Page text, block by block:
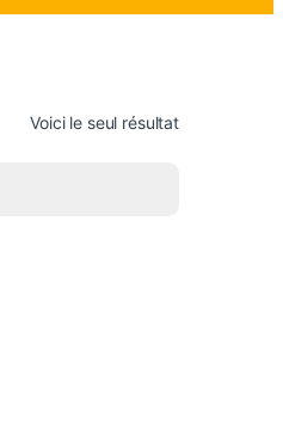
Voici le seul résultat